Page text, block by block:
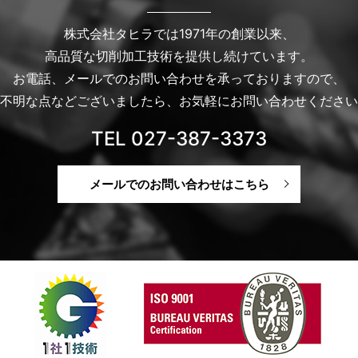
株式会社タヒラでは1971年の創業以来、
高品質な切削加工技術を提供し続けています。
お電話、メールでのお問い合わせを承っておりますので、
明な点などございましたら、お気軽にお問い合わせくださ
TEL 027-387-3373
メールでのお問い合わせはこちら